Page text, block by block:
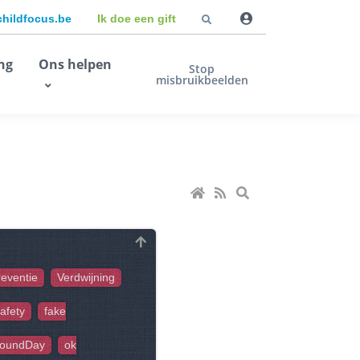
Ik doe een gift
Ons helpen Stop
misbruikbeelden
Verdwijning
fake
ok